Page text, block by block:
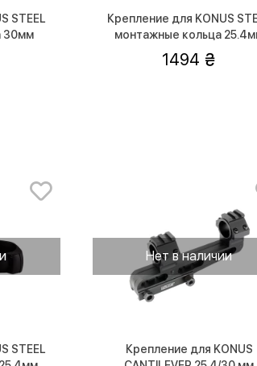
STEEL
30мм
Крепление для KONUS
монтажные кольца
(средней посадки)
1494
STEEL
Нет в наличии
Крепление для KONUS